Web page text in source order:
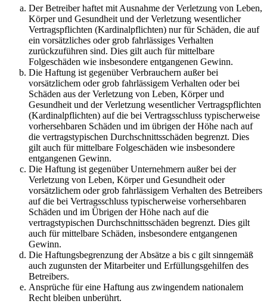
Der Betreiber haftet mit Ausnahme der Verletzung von Leben,
Körper und Gesundheit und der Verletzung wesentlicher
Vertragspflichten (Kardinalpflichten) nur für Schäden, die auf
ein vorsätzliches oder grob fahrlässiges Verhalten
zurückzuführen sind. Dies gilt auch für mittelbare
Folgeschäden wie insbesondere entgangenen Gewinn.
Die Haftung ist gegenüber Verbrauchern außer bei
vorsätzlichem oder grob fahrlässigem Verhalten oder bei
Schäden aus der Verletzung von Leben, Körper und
Gesundheit und der Verletzung wesentlicher Vertragspflichten
(Kardinalpflichten) auf die bei Vertragsschluss typischerweise
vorhersehbaren Schäden und im übrigen der Höhe nach auf
die vertragstypischen Durchschnittsschäden begrenzt. Dies
gilt auch für mittelbare Folgeschäden wie insbesondere
entgangenen Gewinn.
Die Haftung ist gegenüber Unternehmern außer bei der
Verletzung von Leben, Körper und Gesundheit oder
vorsätzlichem oder grob fahrlässigem Verhalten des Betreibers
auf die bei Vertragsschluss typischerweise vorhersehbaren
Schäden und im Übrigen der Höhe nach auf die
vertragstypischen Durchschnittsschäden begrenzt. Dies gilt
auch für mittelbare Schäden, insbesondere entgangenen
Gewinn.
Die Haftungsbegrenzung der Absätze a bis c gilt sinngemäß
auch zugunsten der Mitarbeiter und Erfüllungsgehilfen des
Betreibers.
Ansprüche für eine Haftung aus zwingendem nationalem
Recht bleiben unberührt.